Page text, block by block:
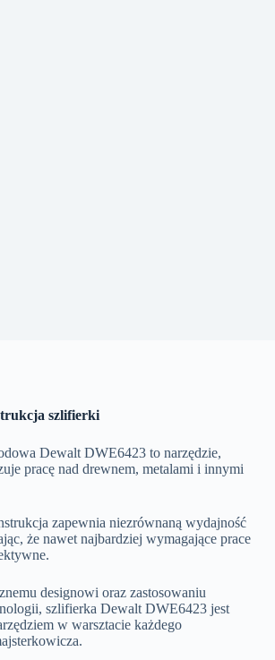
szlifierki
Dewalt DWE6423 to narzędzie,
pracę nad drewnem, metalami i innymi
zapewnia niezrównaną wydajność
że nawet najbardziej wymagające prace
designowi oraz zastosowaniu
szlifierka Dewalt DWE6423 jest
w warsztacie każdego